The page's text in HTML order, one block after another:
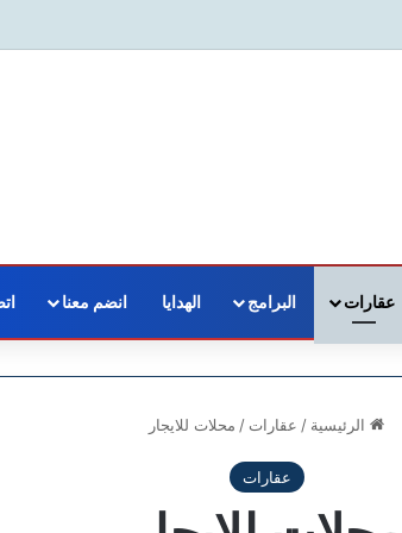
عقارات البرامج الهدايا انضم معنا
الرئيسية / عقارات / محلات للايجار
عقارات